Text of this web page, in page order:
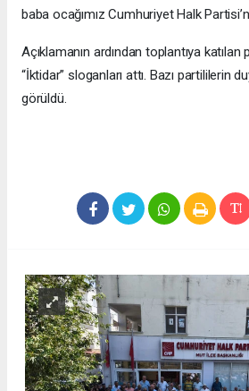
baba ocağımız Cumhuriyet Halk
Açıklamanın ardından toplantıya katılan
“İktidar” sloganları attı. Bazı partililerin
görüldü.